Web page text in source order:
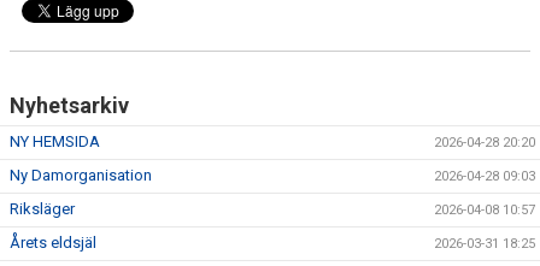
Nyhetsarkiv
NY HEMSIDA 2026-04-28 20:20
Ny Damorganisation 2026-04-28 09:03
Riksläger 2026-04-08 10:57
Årets eldsjäl 2026-03-31 18:25